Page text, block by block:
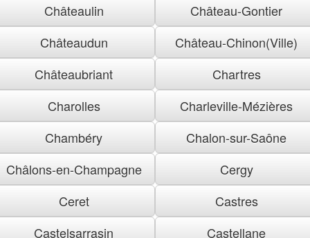
Châteaulin
Château-Gontier
Châteaudun
Château-Chinon(Ville)
Châteaubriant
Chartres
Charolles
Charleville-Mézières
Chambéry
Chalon-sur-Saône
Châlons-en-Champagne
Cergy
Ceret
Castres
Castelsarrasin
Castellane